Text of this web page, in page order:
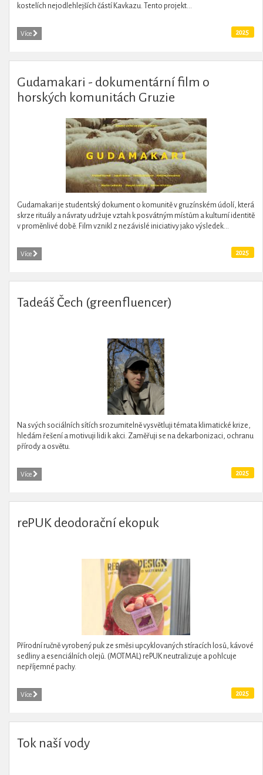
kostelích nejodlehlejších částí Kavkazu. Tento projekt...
Více 2025
Gudamakari - dokumentární film o
horských komunitách Gruzie
Gudamakari je studentský dokument o komunitě v gruzínském údolí, která
skrze rituály a návraty udržuje vztah k posvátným místům a kulturní identitě
v proměnlivé době. Film vznikl z nezávislé iniciativy jako výsledek...
Více 2025
Tadeáš Čech (greenfluencer)
Na svých sociálních sítích srozumitelně vysvětluji témata klimatické krize,
hledám řešení a motivuji lidi k akci. Zaměřuji se na dekarbonizaci, ochranu
přírody a osvětu.
Více 2025
rePUK deodorační ekopuk
Přírodní ručně vyrobený puk ze směsi upcyklovaných stíracích losů, kávové
sedliny a esenciálních olejů. (MOTMAL) rePUK neutralizuje a pohlcuje
nepříjemné pachy.
Více 2025
Tok naší vody